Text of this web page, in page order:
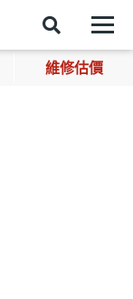
維修估價